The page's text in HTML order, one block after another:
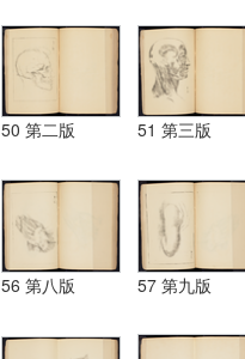
50 第二版 51 第三版
56 第八版 57 第九版